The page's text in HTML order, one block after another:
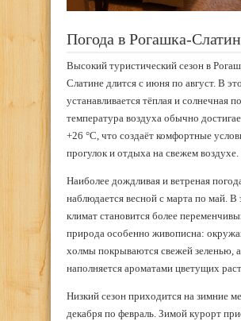
Погода в Рогашка-
Высокий туристический сезон в
Слатине длится с июня по август. В
устанавливается тёплая и солнечная
температура воздуха обычно
+26 °C, что создаёт комфортные
прогулок и отдыха на свежем воздухе.
Наиболее дождливая и ветреная
наблюдается весной с марта по май. В
климат становится более
природа особенно живописна:
холмы покрываются свежей зеленью,
наполняется ароматами цветущих
Низкий сезон приходится на зимние
декабря по февраль. Зимой курорт